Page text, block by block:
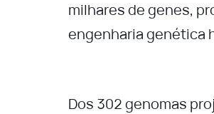
milhares de genes,
engenharia genética
Dos 302 genomas